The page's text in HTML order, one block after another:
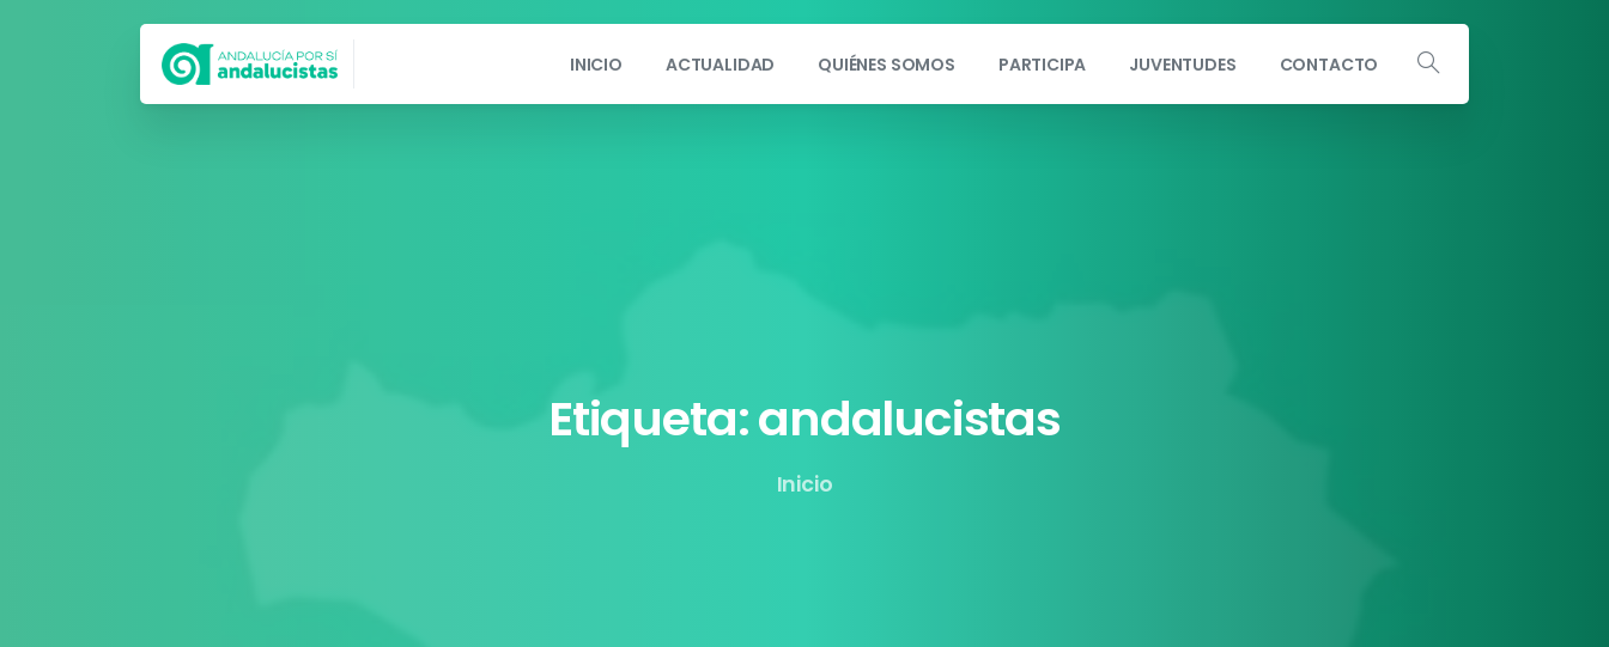
INICIO ACTUALIDAD QUIÉNES SOMOS PARTICIPA JUVENTUDES CONTACTO
Etiqueta:andalucistas
Inicio